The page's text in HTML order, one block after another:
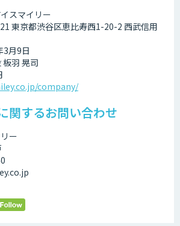
スマイリー
東京都渋谷区恵比寿西1-20-2 西武信用
3月9日
羽 晃司
company/
関するお問い合わせ
ー